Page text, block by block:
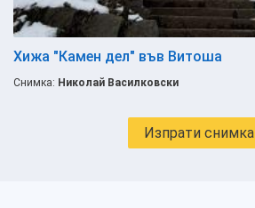
Хижа "Камен дел" във Витоша
Снимка: Николай Василковски
Изпрати снимка